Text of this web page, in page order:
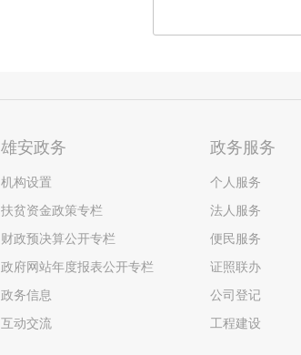
雄安政务
机构设置
扶贫资金政策专栏
财政预决算公开专栏
政府网站年度报表公开专栏
政务信息
互动交流
政务服务
个人服务
法人服务
便民服务
证照联办
公司登记
工程建设